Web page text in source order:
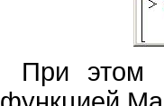
При этом